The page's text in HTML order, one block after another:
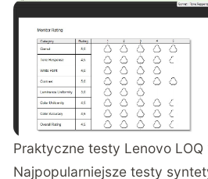
Praktyczne testy Lenovo LOQ
Najpopularniejsze testy